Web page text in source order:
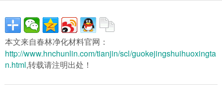
本文来自春林净化材料官网：
http://www.hnchunlin.com/tianjin/scl/guokejingshuihuoxingta
n.html,转载请注明出处！